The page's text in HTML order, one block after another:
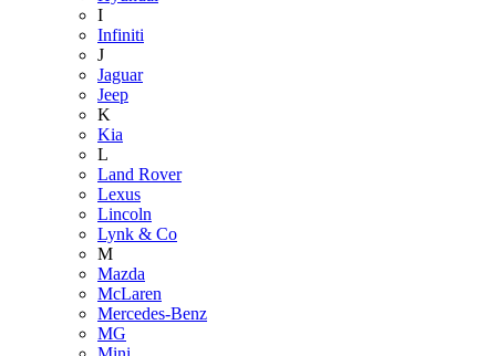
I
Infiniti
J
Jaguar
Jeep
K
Kia
L
Land Rover
Lexus
Lincoln
Lynk & Co
M
Mazda
McLaren
Mercedes-Benz
MG